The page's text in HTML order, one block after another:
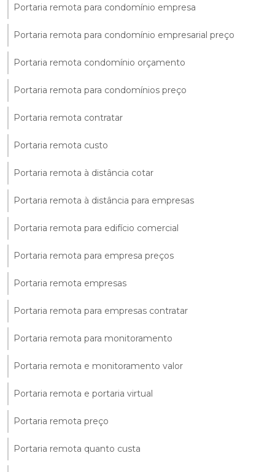
Portaria remota para condomínio empresa
Portaria remota para condomínio empresarial preço
Portaria remota condomínio orçamento
Portaria remota para condomínios preço
Portaria remota contratar
Portaria remota custo
Portaria remota à distância cotar
Portaria remota à distância para empresas
Portaria remota para edifício comercial
Portaria remota para empresa preços
Portaria remota empresas
Portaria remota para empresas contratar
Portaria remota para monitoramento
Portaria remota e monitoramento valor
Portaria remota e portaria virtual
Portaria remota preço
Portaria remota quanto custa